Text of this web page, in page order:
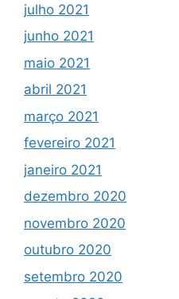
julho 2021
junho 2021
maio 2021
abril 2021
março 2021
fevereiro 2021
janeiro 2021
dezembro 2020
novembro 2020
outubro 2020
setembro 2020